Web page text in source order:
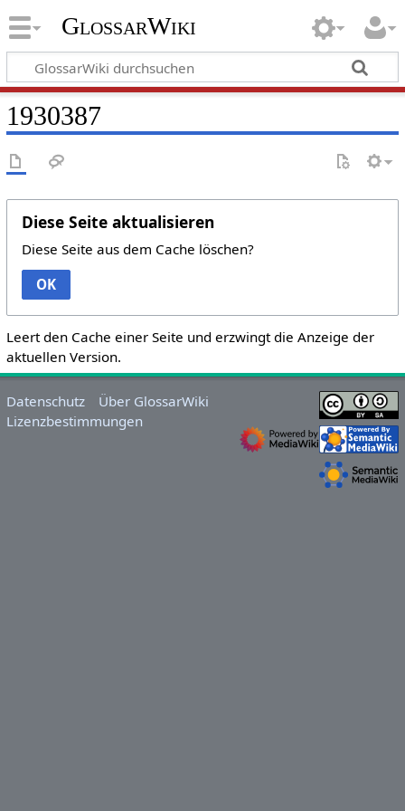
GlossarWiki
1930387
Diese Seite aktualisieren
Diese Seite aus dem Cache löschen?
OK
Leert den Cache einer Seite und erzwingt die Anzeige der
aktuellen Version.
Datenschutz
Über GlossarWiki
Lizenzbestimmungen